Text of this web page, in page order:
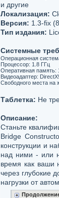
и другие
Локализация:
Версия: 1.3-fix
Тип издания:
Системные
Операционная
Процессор: 1.8 ГГц
Оперативная память:
Видеоадаптер:
Свободного места на
Таблетка: Не
Описание:
Станьте
Bridge
конструкции и
над ними - или
время как ваши
через глубокие
нагрузки от